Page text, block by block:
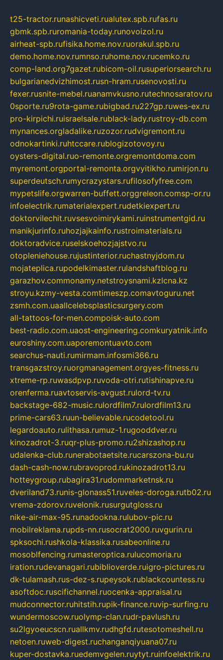
t25-tractor.runashicveti.rualutex.spb.rufas.ru
gbmk.spb.ruromania-today.runovoizol.ru
airheat-spb.rufisika.home.nov.ruorakul.spb.ru
demo.home.nov.rumnso.ruhome.nov.rucemko.ru
comp-land.org7gazet.rubicom-oil.rusuperiorsearch.ru
bulgarianedvizhimost.rusn-hram.rusenovosti.ru
fexer.rusnite-mebel.ruanamvkusno.rutechnosaratov.ru
0sporte.ru9rota-game.rubigbad.ru227gp.ruwes-ex.ru
pro-kirpichi.ruisraelsale.rublack-lady.rustroy-db.com
mynances.orgladalike.ruzozor.rudvigremont.ru
odnokartinki.ruhtccare.rublogizotovoy.ru
oysters-digital.ruo-remonte.orgremontdoma.com
myremont.orgportal-remonta.orgvyitikho.rumirjon.ru
superdeutsch.rumycrazystars.rufilosofyfree.com
mypetslife.orgwarren-buffett.orggreleon.comsp-or.ru
infoelectrik.rumaterialexpert.rudetkiexpert.ru
doktorvilechit.ruvsesvoimirykami.ruinstrumentgid.ru
manikjurinfo.ruhozjajkainfo.rustroimaterials.ru
doktoradvice.ruselskoehozjajstvo.ru
otopleniehouse.rujustinterior.ruchastnyjdom.ru
mojateplica.rupodelkimaster.rulandshaftblog.ru
garazhov.commonamy.netstroysnami.kzlcna.kz
stroyu.kzmy-vesta.comtimeszp.comavtoguru.net
zsmh.com.uaallcelebsplasticsurgery.com
all-tattoos-for-men.compoisk-auto.com
best-radio.com.uaost-engineering.comkuryatnik.info
euroshiny.com.uaporemontuavto.com
searchus-nauti.rumirmam.infosmi366.ru
transgazstroy.ruorgmanagement.orgyes-fitness.ru
xtreme-rp.ruwasdpvp.ruvoda-otri.rutishinapve.ru
orenferma.ruavtoservis-avgust.rulord-tv.ru
backstage-682-music.rulordfilm7.rulordfilm13.ru
prime-cars63.ruun-believable.rucodetool.ru
legardoauto.rulithasa.rumuz-1.rugooddver.ru
kinozadrot-3.ruqr-plus-promo.ru2shizashop.ru
udalenka-club.runerabotaetsite.rucarszona-bu.ru
dash-cash-now.rubravoprod.rukinozadrot13.ru
hotteygroup.rubagira31.rudommarketnsk.ru
dveriland73.runis-glonass51.ruveles-doroga.rutb02.ru
vrema-zdorov.ruvelonik.rusurgutgloss.ru
nike-air-max-95.runadookna.rulubov-pic.ru
mobilreklama.rupds-nn.rusocrat2000.ruvgurin.ru
spksochi.rushkola-klassika.rusabeonline.ru
mosoblfencing.rumasteroptica.rulucomoria.ru
iration.rudevanagari.rubiblioverde.ruigro-pictures.ru
dk-tulamash.rus-dez-s.rupeysok.rublackcountess.ru
asoftdoc.ruscifichannel.ruocenka-appraisal.ru
mudconnector.ruhitstih.rupik-finance.ruvip-surfing.ru
wundermoscow.ruolymp-clan.rudr-pavlush.ru
su2lgyoeucscn.ruallkmv.rudhgfd.rutesotomeshell.ru
netoen.ruweb-digest.ruchanganqiyuana07.ru
kuper-dostavka.ruedemvgelen.ruytyt.ruinfoelektrik.ru